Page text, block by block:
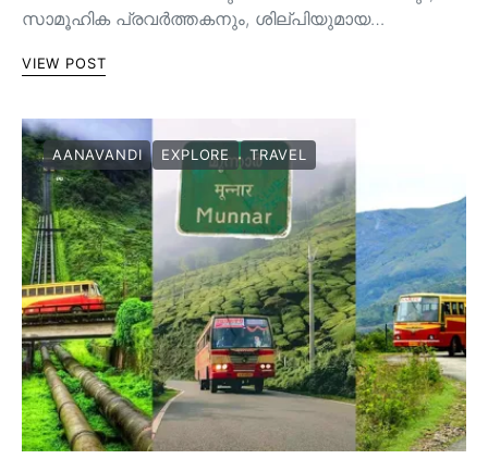
സാമൂഹിക പ്രവർത്തകനും, ശില്പിയുമായ…
VIEW POST
AANAVANDI EXPLORE TRAVEL